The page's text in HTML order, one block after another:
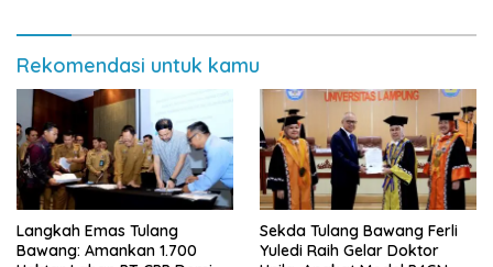
Rekomendasi untuk kamu
Langkah Emas Tulang
Bawang: Amankan 1.700
Sekda Tulang Bawang Ferli
Yuledi Raih Gelar Doktor